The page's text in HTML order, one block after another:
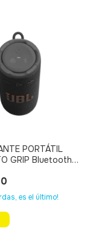
PORTÁTIL
GRIP Bluetooth
es el último!